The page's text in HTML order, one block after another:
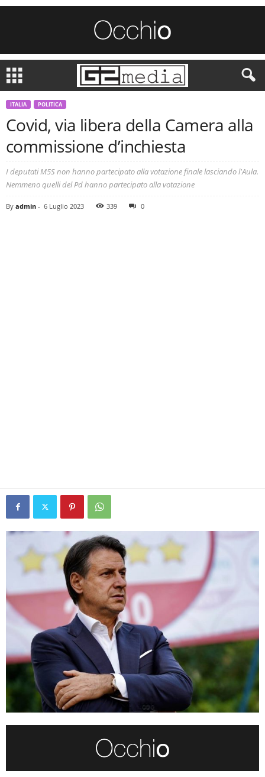
ITALIA POLITICA
Covid, via libera della Camera alla
commissione d’inchiesta
I deputati M5S non hanno partecipato alla votazione finale lasciando l'Aula.
Nemmeno quelli del Pd hanno partecipato alla votazione
By admin - 6 Luglio 2023 339 0